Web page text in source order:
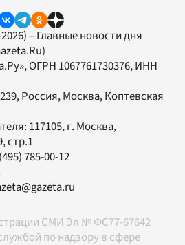
– Главные новости дня
, ОГРН 1067761730376, ИНН
Россия, Москва, Коптевская
117105, г. Москва,
стр.1
785-00-12
СМИ Эл № ФС77-67642
по надзору в сфере